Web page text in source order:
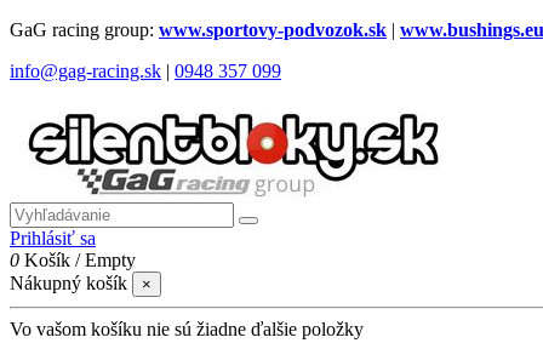
GaG racing group: www.sportovy-podvozok.sk | www.bushings.eu
info@gag-racing.sk | 0948 357 099
Prihlásiť sa
0 Košík /Empty
Nákupný košík
×
Vo vašom košíku nie sú žiadne ďalšie položky